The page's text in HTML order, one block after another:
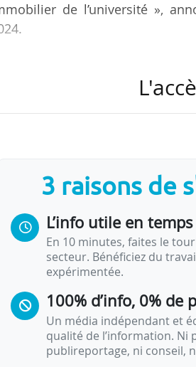
de l’université »,
symboliser son dynamisme
structures de
3 raisons de
L’info utile en
En 10 minutes, faites le
secteur. Bénéficiez du
expérimentée.
100% d’info, 0% de
Un média indépendant et
qualité de l’information. Ni
publireportage, ni conseil,